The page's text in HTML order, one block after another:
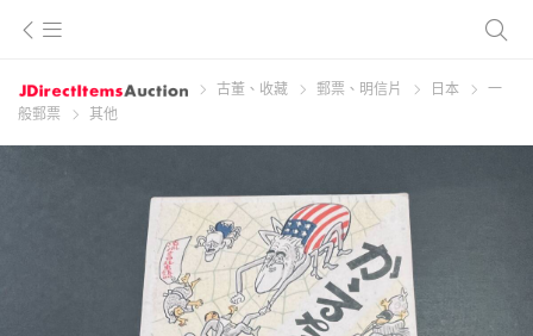
古董、收藏 郵票、明信片 日本
一
般郵票
其他